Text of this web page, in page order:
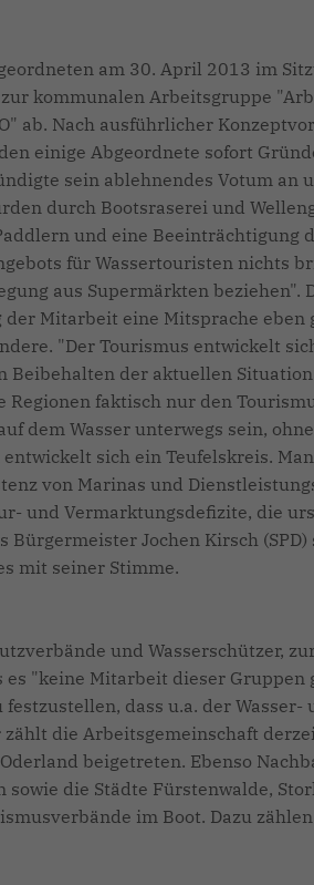
am 30. April 2013 im
kommunalen Arbeitsgruppe
ab. Nach ausführlicher
einige Abgeordnete sofort
sein ablehnendes Votum an
durch Bootsraserei und
und eine Beeinträchtigung
für Wassertouristen nichts
aus Supermärkten beziehen".
Mitarbeit eine Mitsprache eben
"Der Tourismus entwickelt
Beibehalten der aktuellen
faktisch nur den
dem Wasser unterwegs sein,
sich ein Teufelskreis.
von Marinas und
und Vermarktungsdefizite, die
Jochen Kirsch
mit seiner Stimme.
und Wasserschützer,
"keine Mitarbeit dieser Gruppen
dass u.a. der Wasser-
die Arbeitsgemeinschaft
beigetreten. Ebenso
die Städte Fürstenwalde,
im Boot. Dazu